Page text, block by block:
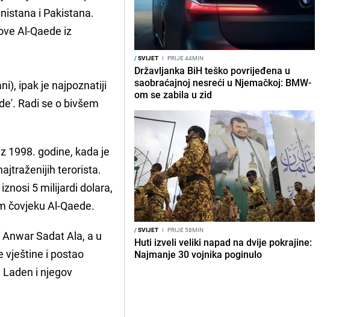
i Pakistana.
Al-Qaede iz
ipak je najpoznatiji
Radi se o bivšem
1998. godine, kada je
terorista.
5 milijardi dolara,
čovjeku Al-Qaede.
Sadat Ala, a u
vještine i postao
i njegov
/SVIJET I PRIJE 44MIN
Državljanka BiH teško povrijeđena u
saobraćajnoj nesreći u Njemačkoj: BMW-
om se zabila u zid
/SVIJET I PRIJE 58MIN
Huti izveli veliki napad na dvije pokrajine:
Najmanje 30 vojnika poginulo